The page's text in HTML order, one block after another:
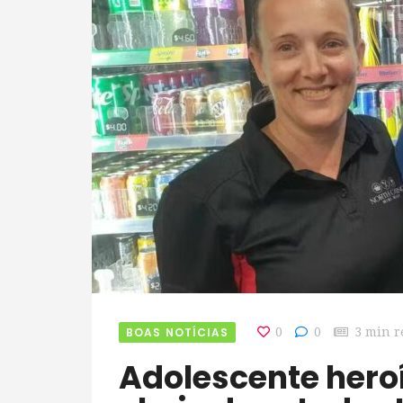
BOAS NOTÍCIAS 0 0 3 min
Adolescente heroína salva ônibus